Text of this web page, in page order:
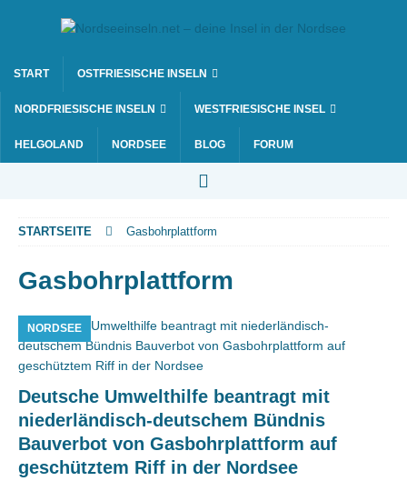
START OSTFRIESISCHE INSELN
NORDFRIESISCHE INSELN WESTFRIESISCHE INSEL
HELGOLAND NORDSEE BLOG FORUM
STARTSEITE Gasbohrplattform
Gasbohrplattform
NORDSEE
Deutsche Umwelthilfe beantragt mit
niederländisch-deutschem Bündnis
Bauverbot von Gasbohrplattform auf
geschütztem Riff in der Nordsee